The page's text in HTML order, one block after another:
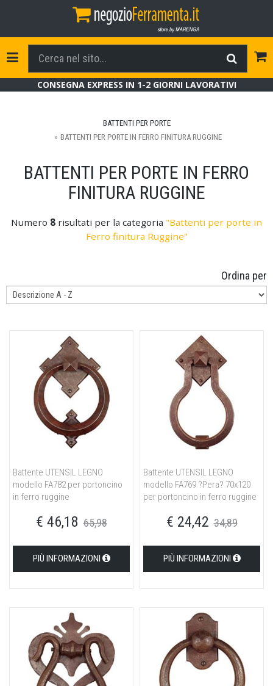
Toggle Navigation
CONSEGNA EXPRESS IN 1-2 GIORNI LAVORATIVI
BATTENTI PER PORTE
BATTENTI PER PORTE IN FERRO FINITURA RUGGINE
BATTENTI PER PORTE IN FERRO
FINITURA RUGGINE
Numero 8 risultati per la categoria "Battenti per porte in
Ferro finitura Ruggine"
Ordina per
Battente UTENSIL LEGNO
modello FA782 per portoncino
in ferro ruggine
€ 46,18 65,98
PIÙ INFORMAZIONI
Battente UTENSIL LEGNO
modello FA769 ?Pera? 70x120
per portoncino in ferro ruggine
€ 24,42 34,89
PIÙ INFORMAZIONI